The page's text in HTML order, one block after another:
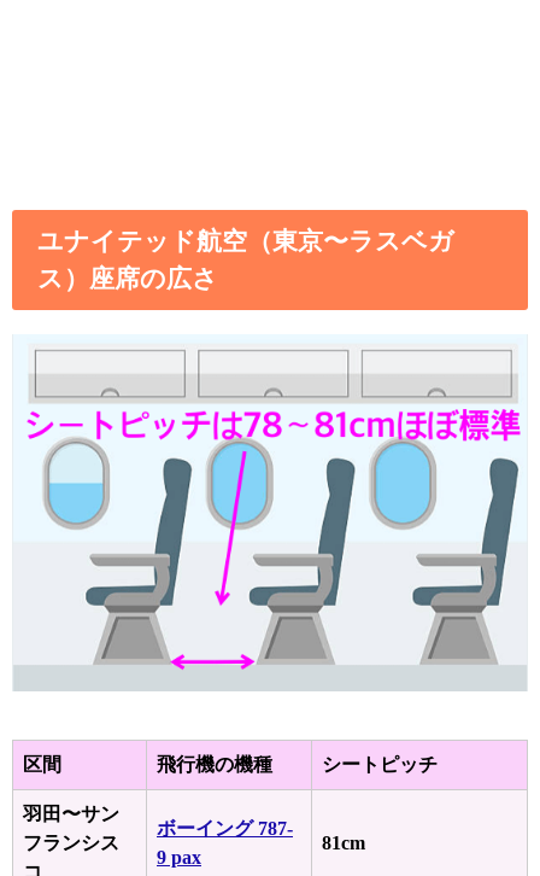
ユナイテッド航空（東京〜ラスベガ
ス）座席の広さ
区間 飛行機の機種 シートピッチ
羽田〜サン
フランシス
コ
ボーイング 787-
9 pax
81cm